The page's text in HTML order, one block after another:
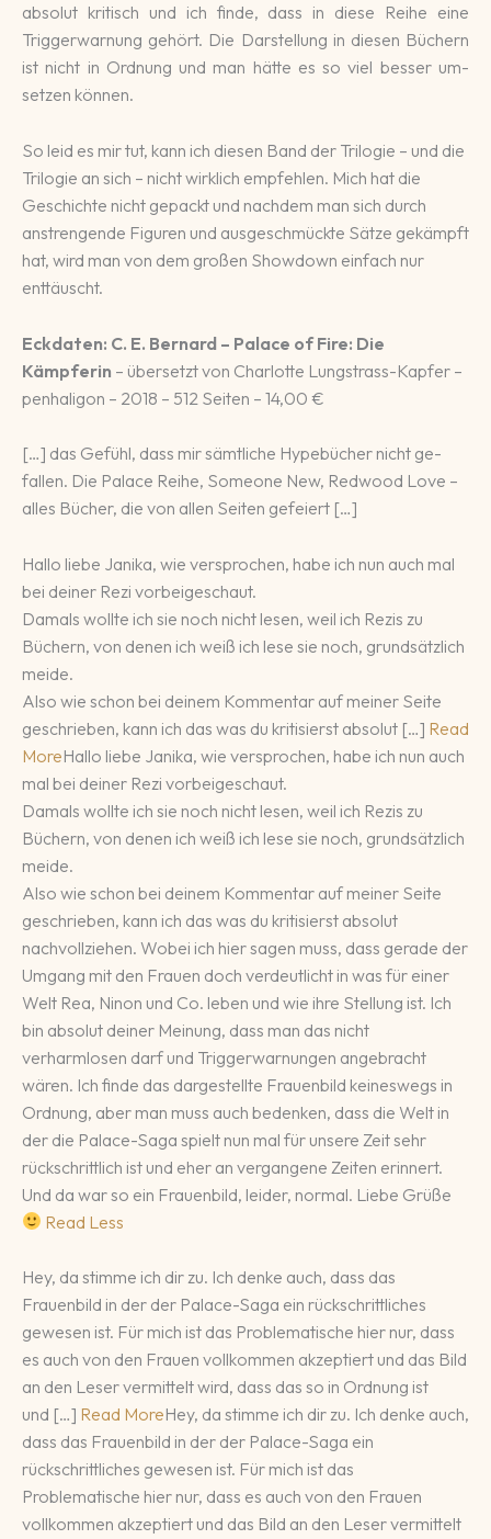
abso­lut kri­tisch und ich finde, dass in diese Reihe eine
Trigger­warnung ge­hört. Die Dar­stellung in diesen Büchern
ist nicht in Ordnung und man hätte es so viel besser um­
setzen können.
So leid es mir tut, kann ich diesen Band der Trilogie – und die
Trilogie an sich – nicht wirklich empfehlen. Mich hat die
Geschichte nicht gepackt und nachdem man sich durch
anstrengende Figuren und ausgeschmückte Sätze gekämpft
hat, wird man von dem großen Showdown einfach nur
enttäuscht.
Eckdaten: C. E. Bernard – Palace of Fire: Die
Kämpferin – übersetzt von Charlotte Lungstrass-Kapfer –
penhaligon – 2018 – 512 Seiten – 14,00 €
[…] das Gefühl, dass mir sämt­li­che Hype­bü­cher nicht ge­
fallen. Die Palace Reihe, Someone New, Redwood Love –
alles Bücher, die von allen Sei­ten ge­fei­ert […]
Hallo liebe Janika, wie versprochen, habe ich nun auch mal
bei deiner Rezi vorbeigeschaut.
Damals wollte ich sie noch nicht lesen, weil ich Rezis zu
Büchern, von denen ich weiß ich lese sie noch, grundsätzlich
meide.
Also wie schon bei deinem Kommentar auf meiner Seite
geschrieben, kann ich das was du kritisierst absolut […] Read
MoreHallo liebe Janika, wie versprochen, habe ich nun auch
mal bei deiner Rezi vorbeigeschaut.
Damals wollte ich sie noch nicht lesen, weil ich Rezis zu
Büchern, von denen ich weiß ich lese sie noch, grundsätzlich
meide.
Also wie schon bei deinem Kommentar auf meiner Seite
geschrieben, kann ich das was du kritisierst absolut
nachvollziehen. Wobei ich hier sagen muss, dass gerade der
Umgang mit den Frauen doch verdeutlicht in was für einer
Welt Rea, Ninon und Co. leben und wie ihre Stellung ist. Ich
bin absolut deiner Meinung, dass man das nicht
verharmlosen darf und Triggerwarnungen angebracht
wären. Ich finde das dargestellte Frauenbild keineswegs in
Ordnung, aber man muss auch bedenken, dass die Welt in
der die Palace-Saga spielt nun mal für unsere Zeit sehr
rückschrittlich ist und eher an vergangene Zeiten erinnert.
Und da war so ein Frauenbild, leider, normal. Liebe Grüße
Read Less
Hey, da stimme ich dir zu. Ich denke auch, dass das
Frauenbild in der der Palace-Saga ein rückschrittliches
gewesen ist. Für mich ist das Problematische hier nur, dass
es auch von den Frauen vollkommen akzeptiert und das Bild
an den Leser vermittelt wird, dass das so in Ordnung ist
und […] Read MoreHey, da stimme ich dir zu. Ich denke auch,
dass das Frauenbild in der der Palace-Saga ein
rückschrittliches gewesen ist. Für mich ist das
Problematische hier nur, dass es auch von den Frauen
vollkommen akzeptiert und das Bild an den Leser vermittelt